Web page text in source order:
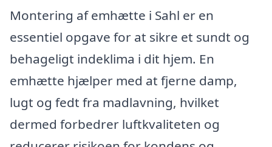
Montering af emhætte i Sahl er en
essentiel opgave for at sikre et sundt og
behageligt indeklima i dit hjem. En
emhætte hjælper med at fjerne damp,
lugt og fedt fra madlavning, hvilket
dermed forbedrer luftkvaliteten og